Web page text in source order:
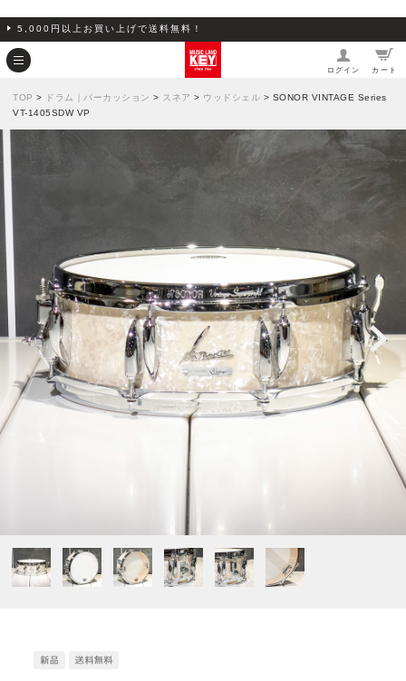
5,000円以上お買い上げで送料無料！
ログイン カート
TOP > ドラム｜パーカッション > スネア > ウッドシェル > SONOR VINTAGE Series
VT-1405SDW VP